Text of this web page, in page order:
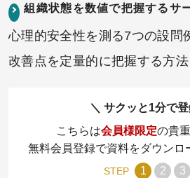
組織状態を数値で把握するサ
心理的安全性を測る7つの設問
改善点を定量的に把握する方法
サクッと1分で登
こちらは会員様限定の貴
無料会員登録で資料をダウンロ
STEP 1 2 3